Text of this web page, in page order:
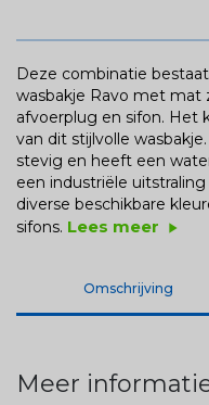
Deze combinatie
wasbakje Ravo met mat
afvoerplug en sifon. Het
van dit stijlvolle
stevig en heeft een
een industriële
diverse beschikbare
sifons. Lees meer play_arrow
Omschrijving
Meer